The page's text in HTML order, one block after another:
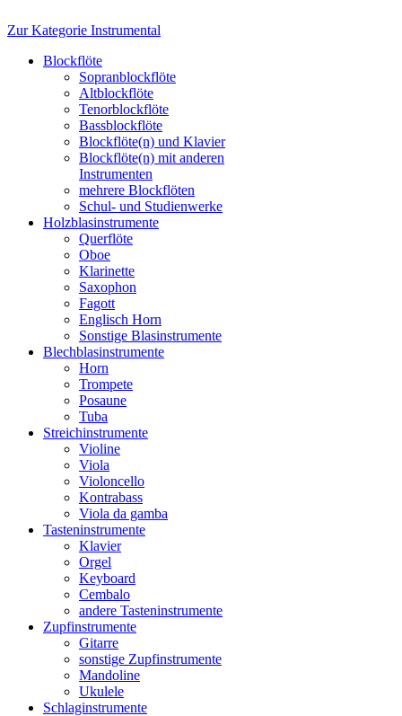
Zur Kategorie Instrumental
Blockflöte
Sopranblockflöte
Altblockflöte
Tenorblockflöte
Bassblockflöte
Blockflöte(n) und Klavier
Blockflöte(n) mit anderen
Instrumenten
mehrere Blockflöten
Schul- und Studienwerke
Holzblasinstrumente
Querflöte
Oboe
Klarinette
Saxophon
Fagott
Englisch Horn
Sonstige Blasinstrumente
Blechblasinstrumente
Horn
Trompete
Posaune
Tuba
Streichinstrumente
Violine
Viola
Violoncello
Kontrabass
Viola da gamba
Tasteninstrumente
Klavier
Orgel
Keyboard
Cembalo
andere Tasteninstrumente
Zupfinstrumente
Gitarre
sonstige Zupfinstrumente
Mandoline
Ukulele
Schlaginstrumente